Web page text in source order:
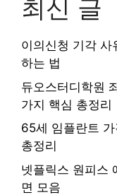
최신 글
이의신청 기각
하는 법
듀오스터디학원
가지 핵심 총정리
65세 임플란트
총정리
넷플릭스 원피스
면 모음